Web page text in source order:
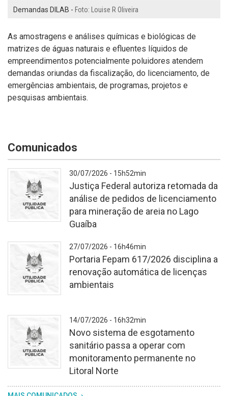
Demandas DILAB - Foto: Louise R Oliveira
As amostragens e análises químicas e biológicas de
matrizes de águas naturais e efluentes líquidos de
empreendimentos potencialmente poluidores atendem
demandas oriundas da fiscalização, do licenciamento, de
emergências ambientais, de programas, projetos e
pesquisas ambientais.
Comunicados
Fundo
branco
texturizado.
brasão
Grande
com
30/07/2026 - 15h52min
Justiça Federal autoriza retomada da
análise de pedidos de licenciamento
para mineração de areia no Lago
Guaíba
Fundo
branco
texturizado.
brasão
27/07/2026 - 16h46min
Portaria Fepam 617/2026 disciplina a
renovação automática de licenças
ambientais
Fundo
14/07/2026 - 16h32min
Novo sistema de esgotamento
sanitário passa a operar com
monitoramento permanente no
Litoral Norte